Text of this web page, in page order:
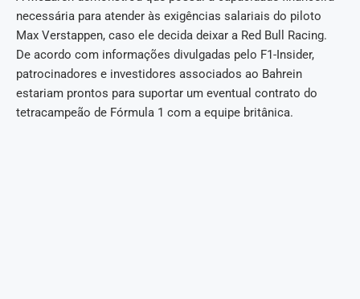
necessária para atender às exigências salariais do piloto
Max Verstappen, caso ele decida deixar a Red Bull Racing.
De acordo com informações divulgadas pelo F1-Insider,
patrocinadores e investidores associados ao Bahrein
estariam prontos para suportar um eventual contrato do
tetracampeão de Fórmula 1 com a equipe britânica.